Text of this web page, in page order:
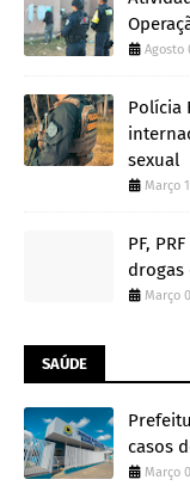
Agosto
Polícia
sexual
Março
PF,
drogas
Março
SAÚDE
casos
Março